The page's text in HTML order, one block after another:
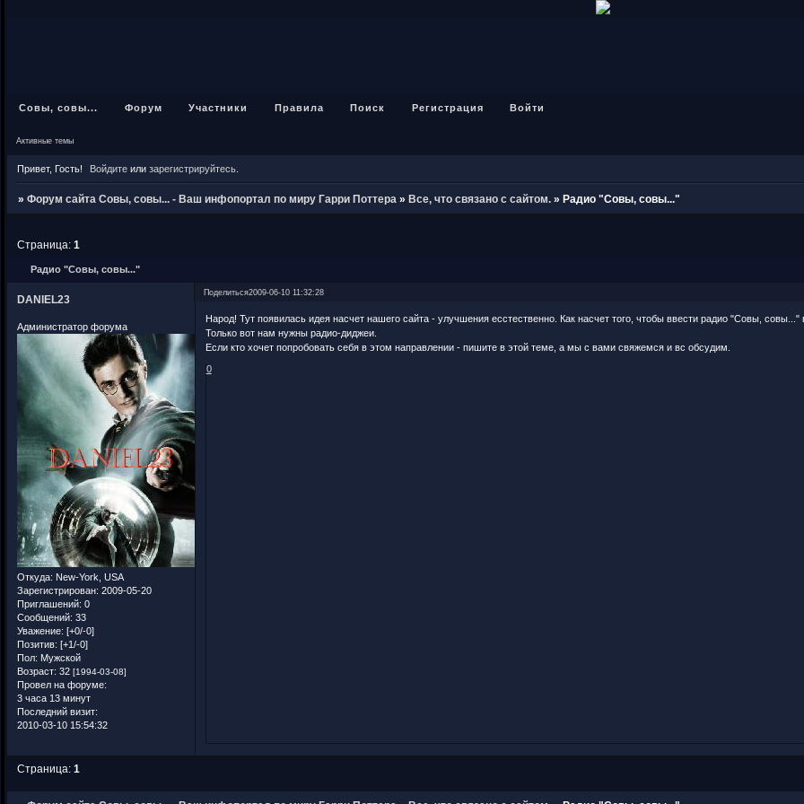
Совы, совы... Форум Участники Правила Поиск Регистрация Войти
Активные темы
Привет, Гость! Войдите илизарегистрируйтесь
» Форум сайта Совы, совы... - Ваш инфопортал по миру Гарри Поттера » Все, что связано с сайтом. » Радио "Совы, совы..."
Радио "Совы, совы..."
Страница: 1
Поделиться2009-06-10 11:32:28
DANIEL23
Администратор форума
Откуда: New-York, USA
Зарегистрирован: 2009-05-20
Приглашений: 0
Сообщений: 33
Уважение: [+0/-0]
Позитив: [+1/-0]
Пол: Мужской
Возраст: 32 [1994-03-08]
Провел на форуме:
3 часа 13 минут
Последний визит:
2010-03-10 15:54:32
Народ! Тут появилась идея насчет нашего сайта - улучшения есстественно. Как насчет того, чтобы ввести радио "Совы, совы..."
Только вот нам нужны радио-диджеи.
Если кто хочет попробовать себя в этом направлении - пишите в этой теме, а мы с вами свяжемся и вс обсудим.
0
Страница: 1